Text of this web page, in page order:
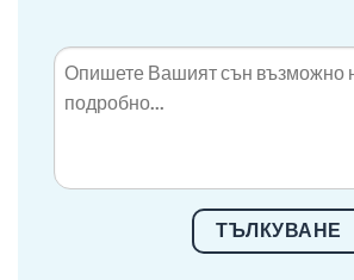
ТЪЛКУВАНЕ